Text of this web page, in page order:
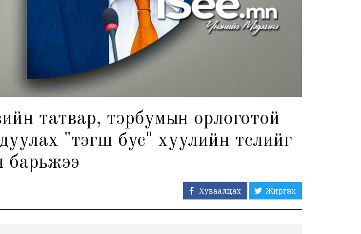
татвар, тэрбумын орлоготой
"тэгш бус" хуулийн төслийг
барьжээ
Хуваалцах Жиргэх